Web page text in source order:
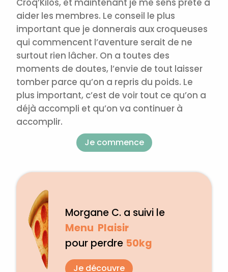
Croq’Kilos, et maintenant je me sens prête à
aider les membres. Le conseil le plus
important que je donnerais aux croqueuses
qui commencent l’aventure serait de ne
surtout rien lâcher. On a toutes des
moments de doutes, l’envie de tout laisser
tomber parce qu’on a repris du poids. Le
plus important, c’est de voir tout ce qu’on a
déjà accompli et qu’on va continuer à
accomplir.
Je commence
Morgane C. a suivi le
Menu Plaisir
pour perdre 50kg
Je découvre